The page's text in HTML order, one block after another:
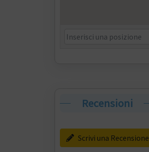
Recensioni
Scrivi una Recensione